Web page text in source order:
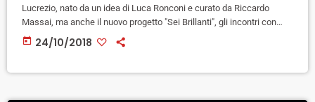
Lucrezio, nato da un idea di Luca Ronconi e curato da Riccardo
Massai, ma anche il nuovo progetto "Sei Brillanti", gli incontri con
Paolo Hendel, Sandro Lombardi, Carlo Conti, Alessandro Benvenuti,
Manuela Kunstermann e Maurizio Scaparro curati dal giornalista
today 24/10/2018